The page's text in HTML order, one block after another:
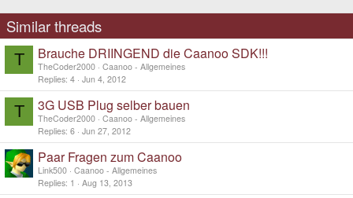
Similar threads
T Brauche DRIINGEND die Caanoo SDK!!!
TheCoder2000 Caanoo - Allgemeines
Replies 4 Jun 4, 2012
T 3G USB Plug selber bauen
TheCoder2000 Caanoo - Allgemeines
Replies 6 Jun 27, 2012
Paar Fragen zum Caanoo
Link500 Caanoo - Allgemeines
Replies 1 Aug 13, 2013